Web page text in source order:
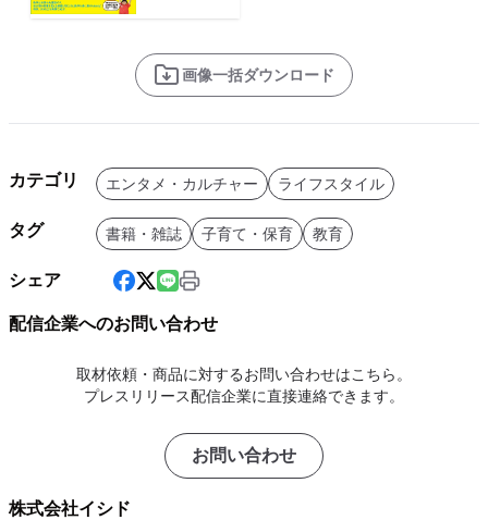
画像一括ダウンロード
カテゴリ エンタメ・カルチャー ライフスタイル
タグ 書籍・雑誌 子育て・保育 教育
シェア
配信企業へのお問い合わせ
取材依頼・商品に対するお問い合わせはこちら。
プレスリリース配信企業に直接連絡できます。
お問い合わせ
株式会社イシド